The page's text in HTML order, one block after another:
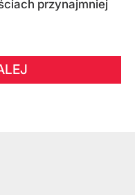
przynajmniej